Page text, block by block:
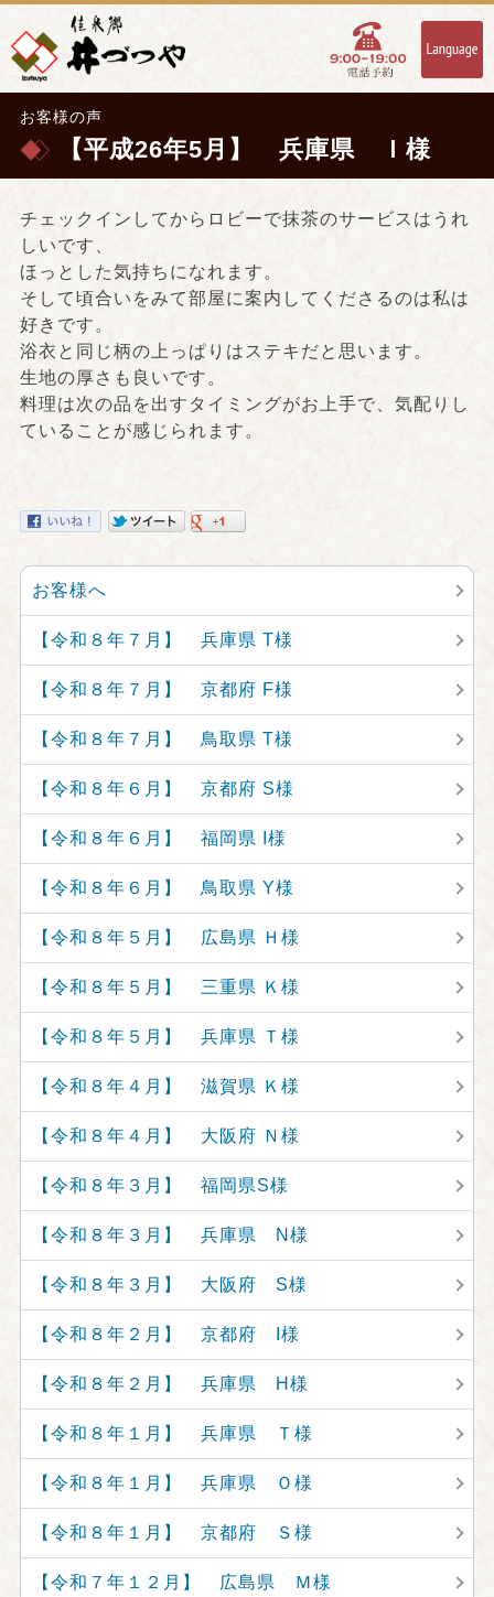
お客様の声
【平成26年5月】 兵庫県 Ｉ様
チェックインしてからロビーで抹茶のサービスはうれ
しいです、
ほっとした気持ちになれます。
そして頃合いをみて部屋に案内してくださるのは私は
好きです。
浴衣と同じ柄の上っぱりはステキだと思います。
生地の厚さも良いです。
料理は次の品を出すタイミングがお上手で、気配りし
ていることが感じられます。
お客様へ
【令和８年７月】 兵庫県 T様
【令和８年７月】 京都府 F様
【令和８年７月】 鳥取県 T様
【令和８年６月】 京都府 S様
【令和８年６月】 福岡県 I様
【令和８年６月】 鳥取県 Y様
【令和８年５月】 広島県 Ｈ様
【令和８年５月】 三重県 Ｋ様
【令和８年５月】 兵庫県 Ｔ様
【令和８年４月】 滋賀県 Ｋ様
【令和８年４月】 大阪府 Ｎ様
【令和８年３月】 福岡県S様
【令和８年３月】 兵庫県 N様
【令和８年３月】 大阪府 S様
【令和８年２月】 京都府 I様
【令和８年２月】 兵庫県 H様
【令和８年１月】 兵庫県 Ｔ様
【令和８年１月】 兵庫県 Ｏ様
【令和８年１月】 京都府 Ｓ様
【令和７年１２月】 広島県 Ｍ様